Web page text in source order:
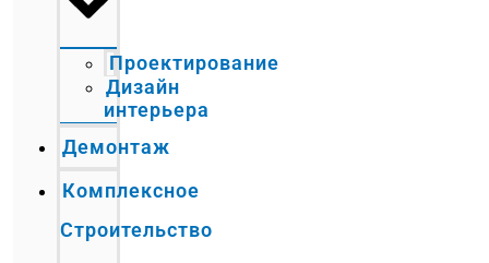
Проектирование
Дизайн
интерьера
Демонтаж
Комплексное
Строительство